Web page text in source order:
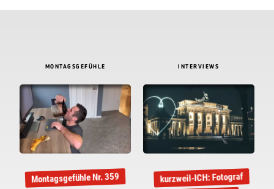
MONTAGSGEFÜHLE
Montagsgefühle Nr. 359
INTERVIEWS
kurzweil-ICH: Fotograf